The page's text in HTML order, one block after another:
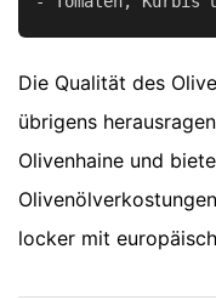
Die Qualität des
übrigens
Olivenhaine und
locker mit